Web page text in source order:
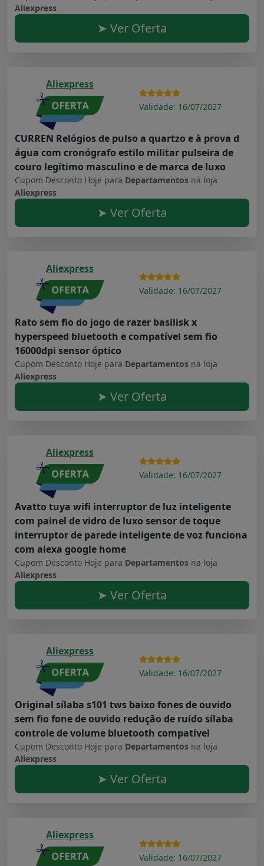
Aliexpress
➤ Ver Oferta
Aliexpress
Validade: 16/07/2027
CURREN Relógios de pulso a quartzo e à prova d
água com cronógrafo estilo militar pulseira de
couro legítimo masculino e de marca de luxo
Cupom Desconto Hoje para Departamentos na loja
Aliexpress
➤ Ver Oferta
Aliexpress
Validade: 16/07/2027
Rato sem fio do jogo de razer basilisk x
hyperspeed bluetooth e compatível sem fio
16000dpi sensor óptico
Cupom Desconto Hoje para Departamentos na loja
Aliexpress
➤ Ver Oferta
Aliexpress
Validade: 16/07/2027
Avatto tuya wifi interruptor de luz inteligente
com painel de vidro de luxo sensor de toque
interruptor de parede inteligente de voz funciona
com alexa google home
Cupom Desconto Hoje para Departamentos na loja
Aliexpress
➤ Ver Oferta
Aliexpress
Validade: 16/07/2027
Original sílaba s101 tws baixo fones de ouvido
sem fio fone de ouvido redução de ruído sílaba
controle de volume bluetooth compatível
Cupom Desconto Hoje para Departamentos na loja
Aliexpress
➤ Ver Oferta
Aliexpress
Validade: 16/07/2027